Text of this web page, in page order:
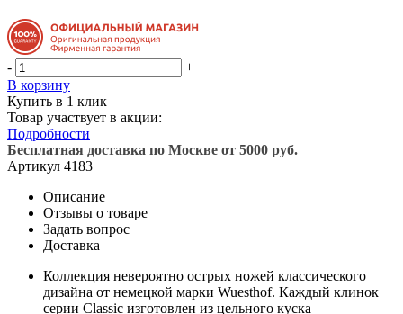
-
+
В корзину
Купить в 1 клик
Товар участвует в акции:
Подробности
Бесплатная доставка по Москве от 5000 руб.
Артикул 4183
Описание
Отзывы о товаре
Задать вопрос
Доставка
Коллекция невероятно острых ножей классического
дизайна от немецкой марки Wuesthof. Каждый клинок
серии Classic изготовлен из цельного куска